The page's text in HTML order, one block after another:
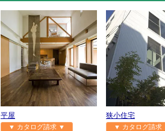
平屋
▼ カタログ請求 ▼
狭小住宅
▼ カタログ請